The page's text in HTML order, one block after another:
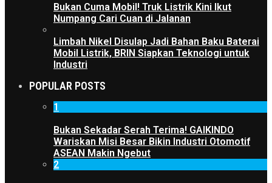
Bukan Cuma Mobil! Truk Listrik Kini Ikut
Numpang Cari Cuan di Jalanan
Limbah Nikel Disulap Jadi Bahan Baku Baterai
Mobil Listrik, BRIN Siapkan Teknologi untuk
Industri
POPULAR POSTS
1
Bukan Sekadar Serah Terima! GAIKINDO
Wariskan Misi Besar Bikin Industri Otomotif
ASEAN Makin Ngebut
2